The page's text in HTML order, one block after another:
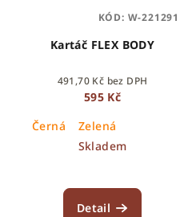
Kartáč FLEX BODY
491,70 Kč bez DPH
595 Kč
Černá
Zelená
Skladem
Detail
KÓD: W-221291